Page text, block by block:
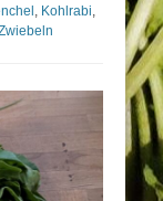
, Kohlrabi,